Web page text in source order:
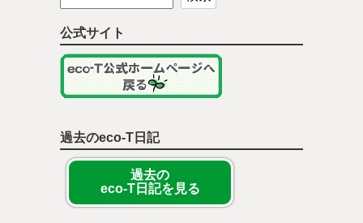
公式サイト
過去のeco-T日記
過去の
eco-T日記を見る